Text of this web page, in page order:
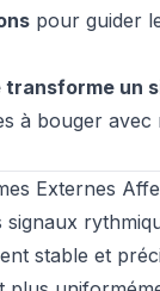
pour guider
un
à bouger
Externes
stable et